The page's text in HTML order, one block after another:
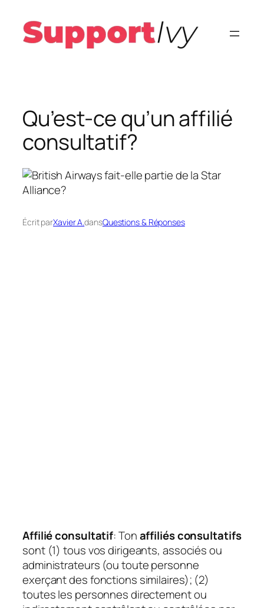
contenu
Qu’est-ce qu’un affilié
consultatif?
Écrit parXavier A.dansQuestions & Réponses
Affilié consultatif: Tonaffiliés consultatifs
sont (1) tous vos dirigeants, associés ou
administrateurs (ou toute personne
exerçant des fonctions similaires); (2)
toutes les personnes directement ou